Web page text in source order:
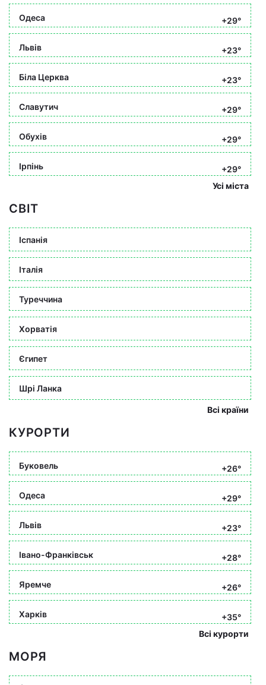
Одеса +29°
Львів +23°
Біла Церква +23°
Славутич +29°
Обухів +29°
Ірпінь
+29°
Усі міста
СВІТ
Іспанія
Італія
Туреччина
Хорватія
Єгипет
Шрі Ланка
Всі країни
КУРОРТИ
Буковель +26°
Одеса +29°
Львів +23°
Івано-Франківськ +28°
Яремче +26°
Харків
+35°
Всі курорти
МОРЯ